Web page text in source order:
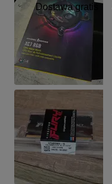
Dostawa gratis